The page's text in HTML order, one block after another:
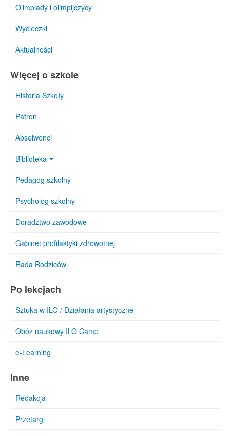
Olimpiady i olimpijczycy
Wycieczki
Aktualności
Więcej o szkole
Historia Szkoły
Patron
Absolwenci
Biblioteka
Pedagog szkolny
Psycholog szkolny
Doradztwo zawodowe
Gabinet profilaktyki zdrowotnej
Rada Rodziców
Po lekcjach
Sztuka w ILO / Działania artystyczne
Obóz naukowy ILO Camp
e-Learning
Inne
Redakcja
Przetargi